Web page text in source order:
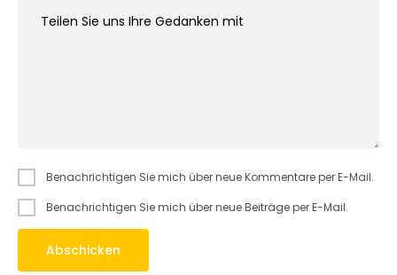
Benachrichtigen Sie mich über neue Kommentare per E-Mail.
Benachrichtigen Sie mich über neue Beiträge per E-Mail.